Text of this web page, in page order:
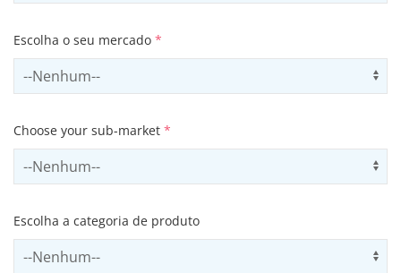
Escolha o seu mercado *
Select sector
Choose your sub-market *
Select subSector
Escolha a categoria de produto
Select productCategory